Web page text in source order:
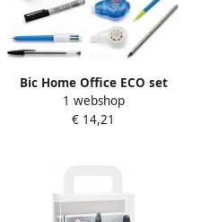
Bic Home Office ECO set
doos van 9 stuks
1 webshop
€ 14,21